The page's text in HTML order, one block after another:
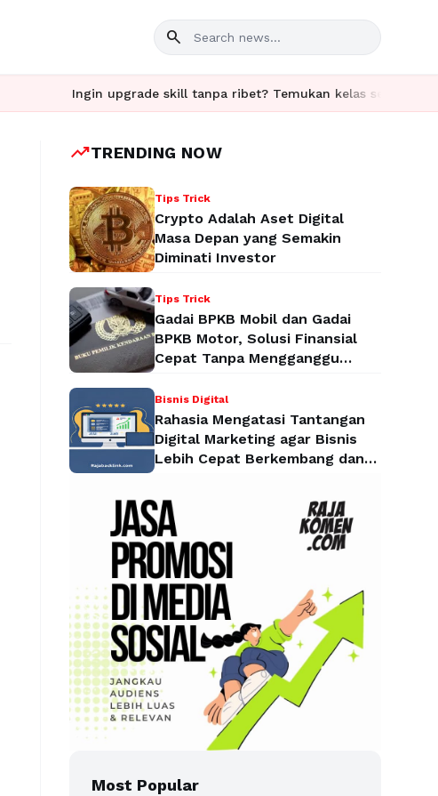
search
Ingin upgrade skill tanpa ribet? Temukan kelas seru dan materi
trending_upTRENDING NOW
Tips Trick
Crypto Adalah Aset Digital
Masa Depan yang Semakin
Diminati Investor
Tips Trick
Gadai BPKB Mobil dan Gadai
BPKB Motor, Solusi Finansial
Cepat Tanpa Mengganggu
Bisnis Digital
Rahasia Mengatasi Tantangan
Digital Marketing agar Bisnis
Lebih Cepat Berkembang dan
Most Popular